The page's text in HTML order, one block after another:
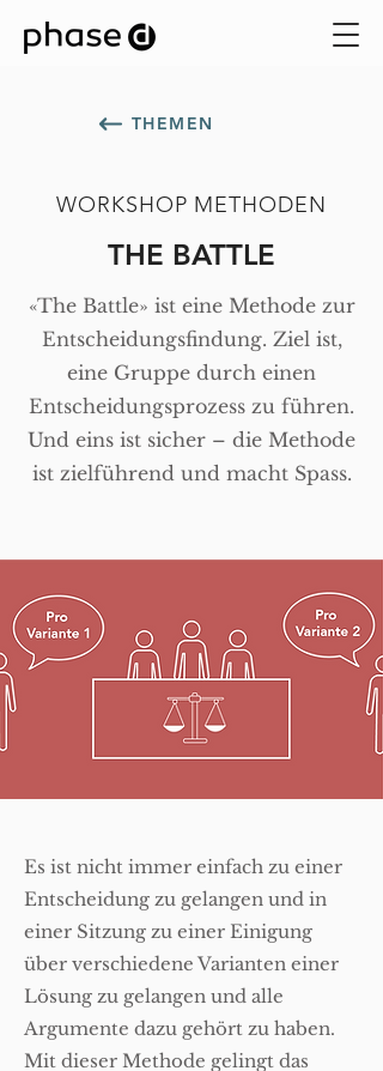
THEMEN
WORKSHOP METHODEN
THE BATTLE
«The Battle» ist eine Methode zur
Entscheidungsfindung. Ziel ist,
eine Gruppe durch einen
Entscheidungsprozess zu führen.
Und eins ist sicher – die Methode
ist zielführend und macht Spass.
Es ist nicht immer einfach zu einer
Entscheidung zu gelangen und in
einer Sitzung zu einer Einigung
über verschiedene Varianten einer
Lösung zu gelangen und alle
Argumente dazu gehört zu haben.
Mit dieser Methode gelingt das